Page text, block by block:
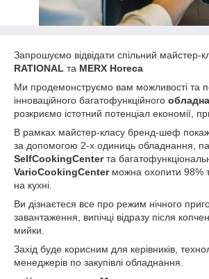
Запрошуємо відвідати спільний майстер-
RATIONAL та MERX Horeca
Ми продемонструємо вам можливості та
інноваційного багатофункційного
розкриємо істотний потенціал економії,
В рамках майстер-класу бренд-шеф
за допомогою 2-х одиниць обладнання,
SelfCookingCenterта
VarioCookingCenterможна охопити 98%
на кухні.
Ви дізнаєтеся все про режим нічного
завантаження, випічці відразу після
мийки.
Захід буде корисним для керівників,
менеджерів по закупівлі обладнання.